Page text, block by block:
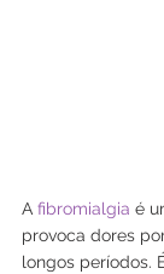
A fibromialgia é
provoca dores
longos períodos.